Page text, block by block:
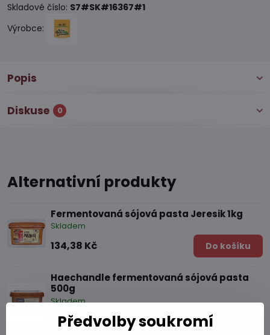
Skladové číslo: S7#SK#16367#1
Výrobce:
Popis
Diskuse 0
Alternativní produkty
Fermentovaná sójová pasta Jeresik 1kg
Skladem
134,38 Kč Do košíku
Haechandle fermentovaná sójová pasta
500g
Skladem
77,49 Kč Do košíku
Předvolby soukromí